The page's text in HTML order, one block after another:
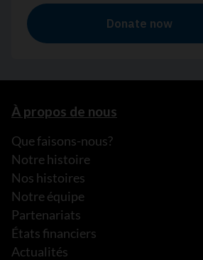
À propos de nous
Que faisons-nous?
Notre histoire
Nos histoires
Notre équipe
Partenariats
États financiers
Actualités